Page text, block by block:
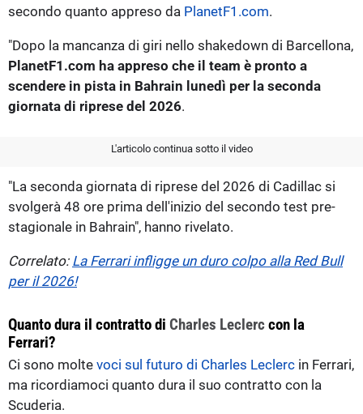
secondo quanto appreso da PlanetF1.com.
"Dopo la mancanza di giri nello shakedown di Barcellona,
​​PlanetF1.com ha appreso che il team è pronto a
scendere in pista in Bahrain lunedì per la seconda
giornata di riprese del 2026.
L'articolo continua sotto il video
"La seconda giornata di riprese del 2026 di Cadillac si
svolgerà 48 ore prima dell'inizio del secondo test pre-
stagionale in Bahrain", hanno rivelato.
Correlato: La Ferrari infligge un duro colpo alla Red Bull
per il 2026!
Quanto dura il contratto di Charles Leclerccon la
Ferrari?
Ci sono molte voci sul futuro di Charles Leclerc in Ferrari,
ma ricordiamoci quanto dura il suo contratto con la
Scuderia.